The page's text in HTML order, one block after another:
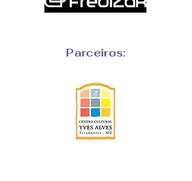
Parceiros: